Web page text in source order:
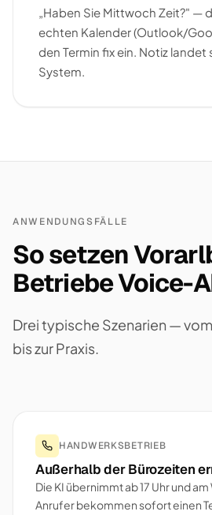
„Haben Sie Mittwoch Zeit?" —
echten Kalender (Outlook/
den Termin fix ein. Notiz
System.
ANWENDUNGSFÄLLE
So setzen
Betriebe Voice-
Drei typische Szenarien —
bis zur Praxis.
HANDWERKSBETRIEB
Außerhalb der Bürozeiten
Die KI übernimmt ab 17 Uhr und
Anrufer bekommen sofort einen